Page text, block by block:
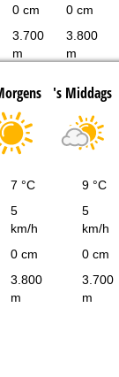
0 cm 0 cm
3.700
m
3.800
m
's Middags
7 °C 9 °C
5
km/h
5
km/h
0 cm 0 cm
3.800
m
3.700
m